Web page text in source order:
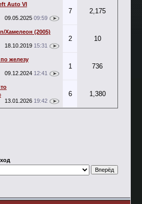
Auto VI
09.05.2025 09:59
7 2,175
Хамелеон (2005)
18.10.2019 15:31
2 10
железу
09.12.2024 12:41
1 736
13.01.2026 19:42
6 1,380